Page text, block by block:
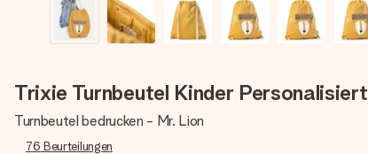
Trixie Turnbeutel Kinder Personalisiert
Turnbeutel bedrucken - Mr. Lion
76 Beurteilungen